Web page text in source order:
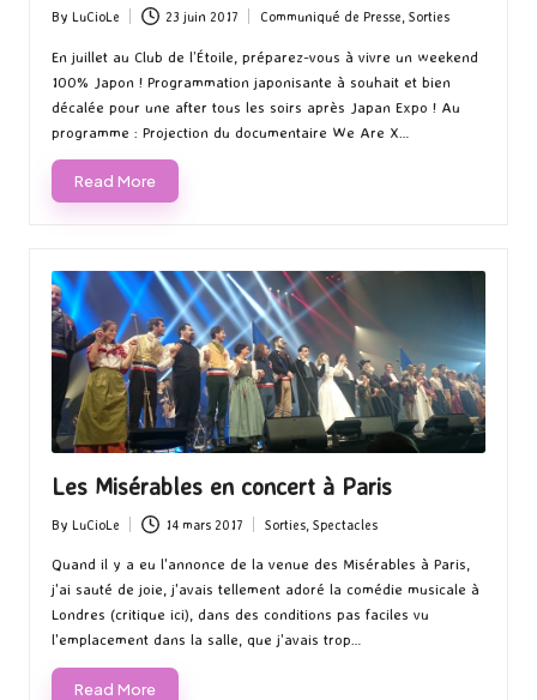
Posted
by
By LuCioLe 23 juin 2017
Posted
in
Communiqué de Presse Sorties
En juillet au Club de l’Étoile, préparez-vous à vivre un weekend
100% Japon ! Programmation japonisante à souhait et bien
décalée pour une after tous les soirs après Japan Expo ! Au
programme : Projection du documentaire We Are X…
Read More
Les Misérables en concert à Paris
Posted
by
By LuCioLe 14 mars 2017
Posted
in
Sorties, Spectacles
Quand il y a eu l'annonce de la venue des Misérables à Paris,
j'ai sauté de joie, j'avais tellement adoré la comédie musicale à
Londres (critique ici), dans des conditions pas faciles vu
l'emplacement dans la salle, que j'avais trop…
Read More